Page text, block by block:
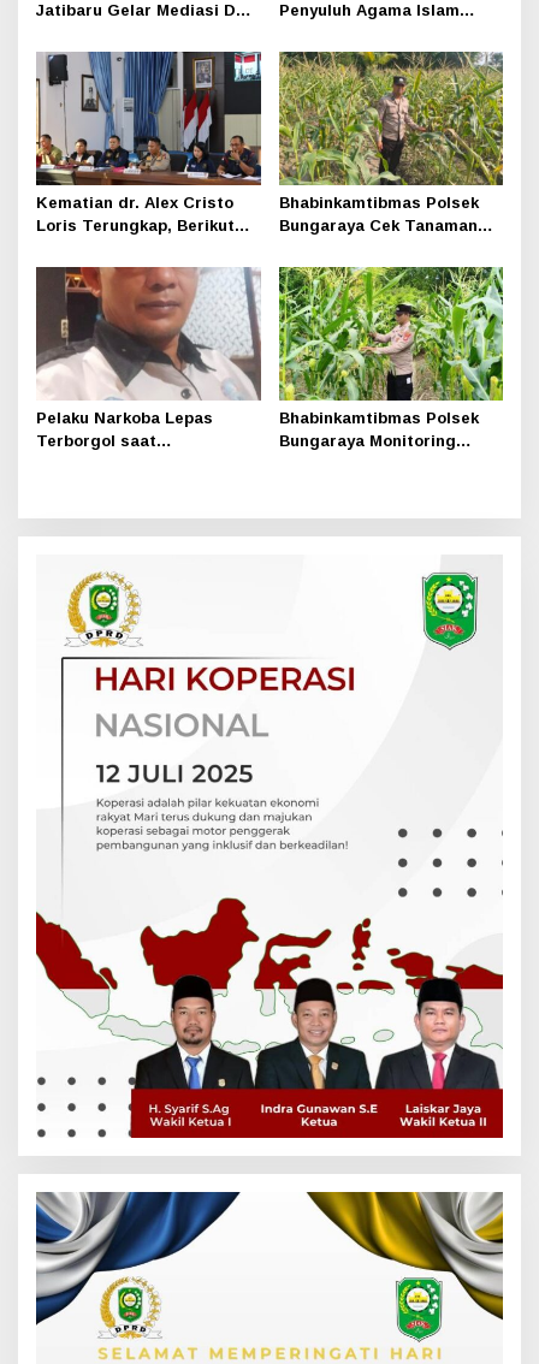
Jatibaru Gelar Mediasi Dua
Pihak Tak Hadir
Penyuluh Agama Islam
1
Kematian dr. Alex Cristo
Loris Terungkap, Berikut
Bhabinkamtibmas Polsek
Bungaraya Cek Tanaman
Pekarangan Pangan Bergizi
di Dusun Temutun
Pelaku Narkoba Lepas
Terborgol saat
Bhabinkamtibmas Polsek
Bungaraya Monitoring